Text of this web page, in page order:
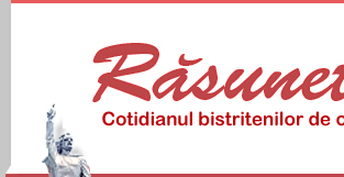
Meniu principal